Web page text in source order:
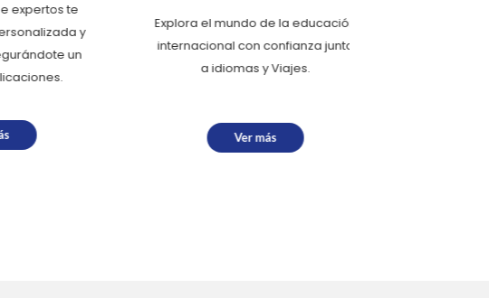
te
y
un
Explora el mundo de la educación
internacional con confianza junto
a idiomas y Viajes.
Ver más